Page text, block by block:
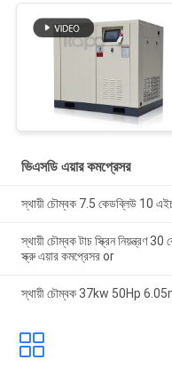
ভিএসডি এয়ার কমপ্রেসর
স্থায়ী চৌম্বক 7.5 কেডব্লিউ 10
স্থায়ী চৌম্বক টাচ স্ক্রিন নিয়ন্ত্রণ
স্ক্রু এয়ার কমপ্রেসর or
স্থায়ী চৌম্বক 37kw 50Hp